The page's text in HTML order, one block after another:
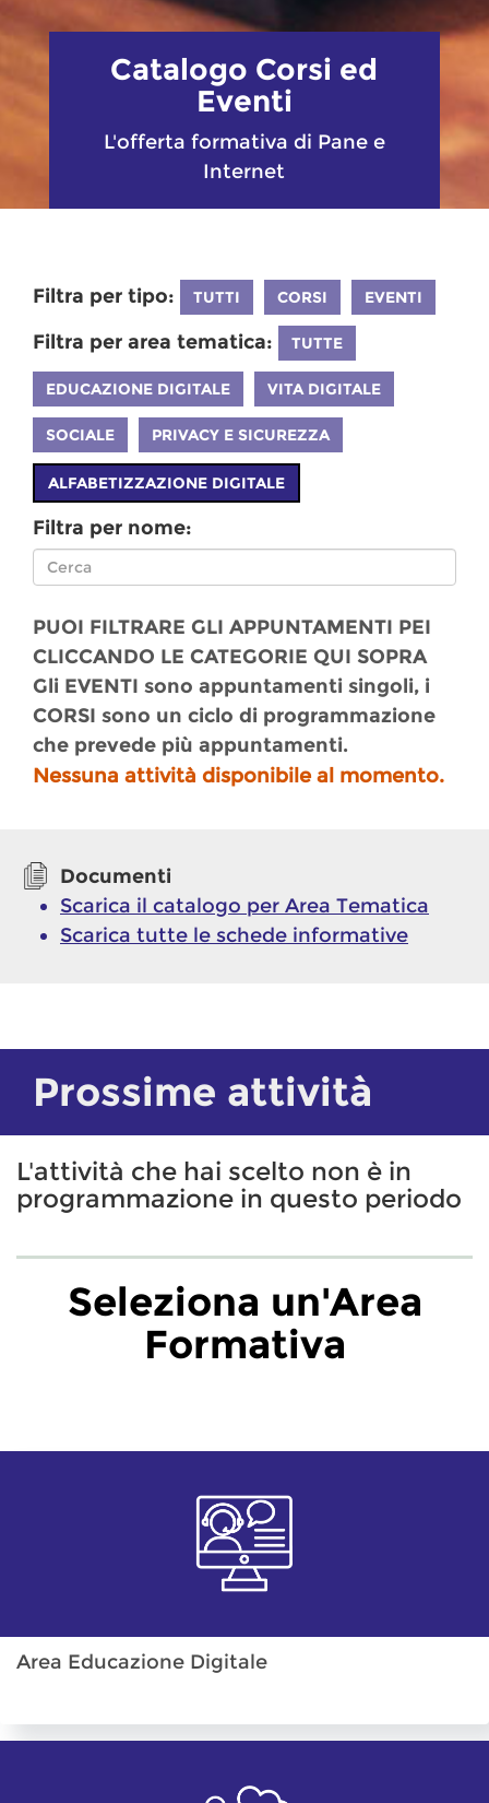
Catalogo Corsi ed
Eventi
L'offerta formativa di Pane e
Internet
Filtra per tipo: TUTTI CORSI EVENTI
Filtra per area tematica: TUTTE
EDUCAZIONE DIGITALE VITA DIGITALE
SOCIALE PRIVACY E SICUREZZA
ALFABETIZZAZIONE DIGITALE
Filtra per nome:
PUOI FILTRARE GLI APPUNTAMENTI PEI
CLICCANDO LE CATEGORIE QUI SOPRA
Gli EVENTI sono appuntamenti singoli, i
CORSI sono un ciclo di programmazione
che prevede più appuntamenti.
Nessuna attività disponibile al momento.
Documenti
Scarica il catalogo per Area Tematica
Scarica tutte le schede informative
Prossime attività
L'attività che hai scelto non è in
programmazione in questo periodo
Seleziona un'Area
Formativa
Area Educazione Digitale